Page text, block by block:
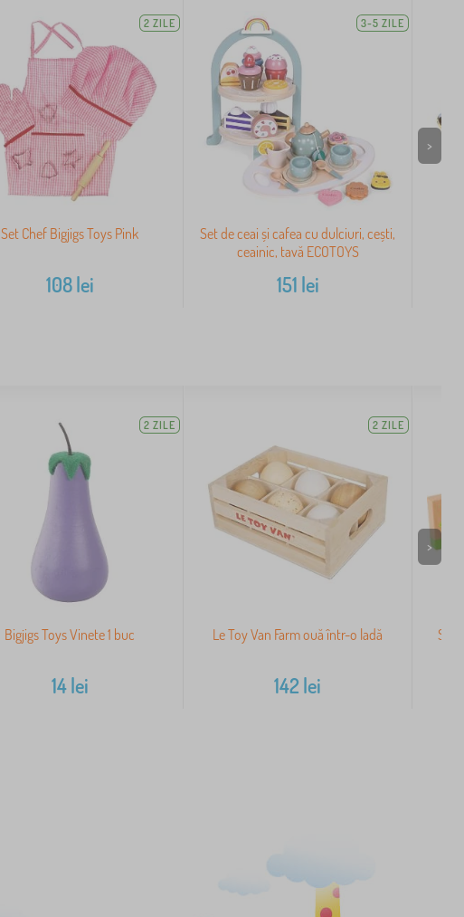
2 ZILE
Set Chef Bigjigs Toys Pink
108lei
3-5 ZILE
Set de ceai și cafea cu dulciuri, cești,
ceainic, tavă ECOTOYS
151 lei
>
2 ZILE
Bigjigs Toys Vinete 1 buc
14lei
2 ZILE
Le Toy Van Farm ouă într-o ladă
142 lei
>